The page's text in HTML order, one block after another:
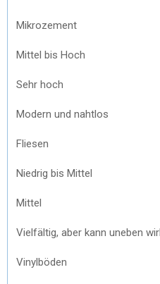
Mikrozement
Mittel bis Hoch
Sehr hoch
Modern und nahtlos
Fliesen
Niedrig bis Mittel
Mittel
Vielfältig, aber kann uneben
Vinylböden